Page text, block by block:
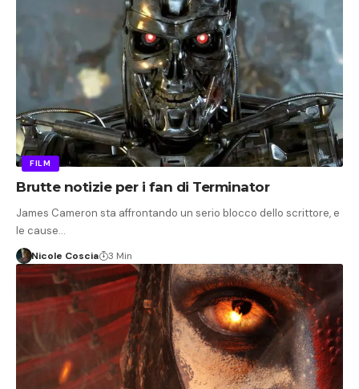
FILM
Brutte notizie per i fan di Terminator
James Cameron sta affrontando un serio blocco dello scrittore, e
le cause…
Nicole Coscia 3 Min